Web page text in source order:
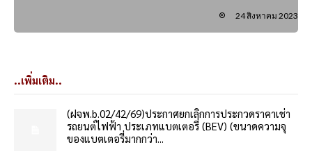
24 สิงหาคม 2023
..เพิ่มเติม..
(ฝจพ.b.02/42/69)ประกาศยกเลิกการประกวดราคาเช่า
รถยนต์ไฟฟ้า ประเภทแบตเตอรี่ (BEV) (ขนาดความจุ
ของแบตเตอรี่มากกว่า...